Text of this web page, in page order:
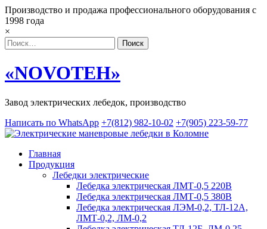
Производство и продажа профессионального оборудования c
1998 года
×
Поиск:
«NOVOTEH»
Завод электрических лебедок, производство
Написать по WhatsApp +7(812) 982-10-02 +7(905) 223-59-77
Главная
Продукция
Лебедки электрические
Лебедка электрическая ЛМТ-0,5 220В
Лебедка электрическая ЛМТ-0,5 380В
Лебедка электрическая ЛЭМ-0,2, ТЛ-12А,
ЛМТ-0,2, ЛМ-0,2